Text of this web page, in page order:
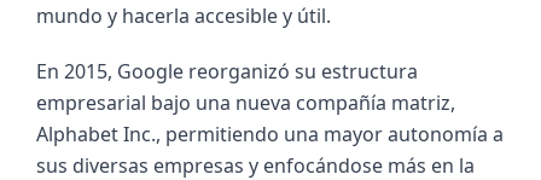
mundo y hacerla accesible y útil.
En 2015, Google reorganizó su estructura
empresarial bajo una nueva compañía matriz,
Alphabet Inc., permitiendo una mayor autonomía a
sus diversas empresas y enfocándose más en la